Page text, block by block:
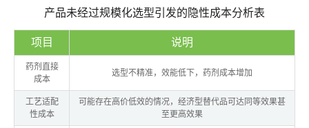
产品未经过规模化选型引发的隐性成本分析表
项目 说明
药剂直接
成本
选型不精准，效能低下，药剂成本增加
工艺适配
性成本
可能存在高价低效的情况，经济型替代品可达同等效果甚
至更高效果